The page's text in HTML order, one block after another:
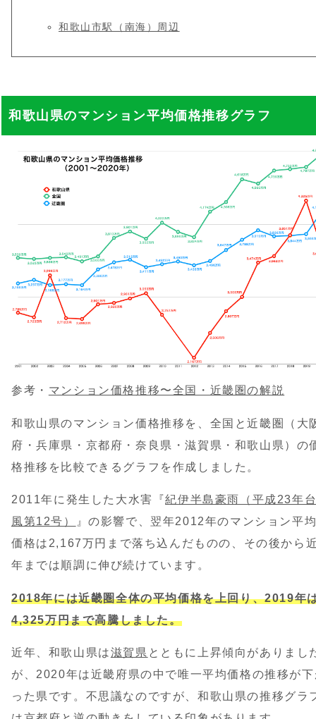
和歌山市駅（南海）周辺
和歌山県のマンション平均価格推移グラフ
参考・ マンション価格推移〜全国・近畿圏の解説
和歌山県のマンション価格推移を、全国と近畿圏（大
府・兵庫県・京都府・奈良県・滋賀県・和歌山県）の
格推移を比較できるグラフを作成しました。
2011年に発生した大水害『紀伊半島豪雨（平成23年
風第12号）
』の影響で、翌年2012年のマンション平
価格は2,167万円まで落ち込んだものの、その後から
年までは順調に伸び続けています。
2018年には近畿圏全体の平均価格を上回り、2019年
4,325万円まで高騰しました。
近年、和歌山県は滋賀県 とともに上昇傾向がありまし
が、2020年は近畿府県の中で唯一平均価格の推移が
った県です。不思議なのですが、和歌山県の推移グラ